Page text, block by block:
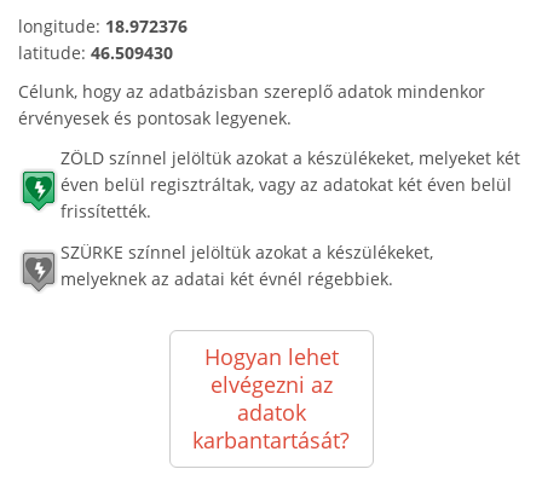
longitude: 18.972376
latitude: 46.509430
Célunk, hogy az adatbázisban szereplő adatok mindenkor
érvényesek és pontosak legyenek.
ZÖLD színnel jelöltük azokat a készülékeket, melyeket két
éven belül regisztráltak, vagy az adatokat két éven belül
frissítették.
SZÜRKE színnel jelöltük azokat a készülékeket,
melyeknek az adatai két évnél régebbiek.
Hogyan lehet
elvégezni az
adatok
karbantartását?